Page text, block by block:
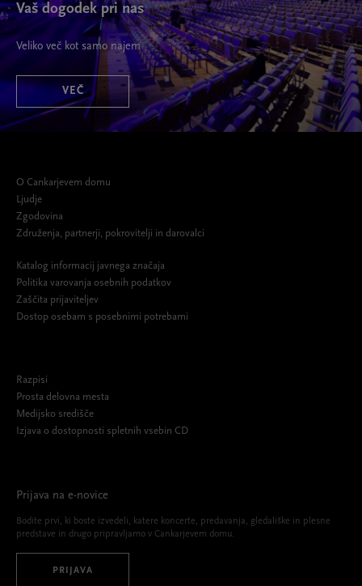
Vaš dogodek pri nas
Veliko več kot samo najem
VEČ
O Cankarjevem domu
Ljudje
Zgodovina
Združenja, partnerji, pokrovitelji in darovalci
Katalog informacij javnega značaja
Politika varovanja osebnih podatkov
Zaščita prijaviteljev
Dostop osebam s posebnimi potrebami
Razpisi
Prosta delovna mesta
Medijsko središče
Izjava o dostopnosti spletnih vsebin CD
Prijava na e-novice
Bodite prvi, ki boste izvedeli, katere koncerte, predavanja, gledališke in plesne
predstave in drugo pripravljamo v Cankarjevem domu.
PRIJAVA